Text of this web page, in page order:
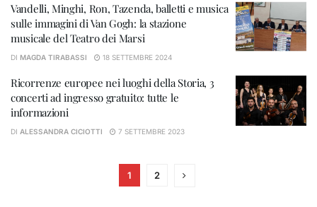
Vandelli, Minghi, Ron, Tazenda, balletti e musica
sulle immagini di Van Gogh: la stazione
musicale del Teatro dei Marsi
DI MAGDA TIRABASSI 18 SETTEMBRE 2024
Ricorrenze europee nei luoghi della Storia, 3
concerti ad ingresso gratuito: tutte le
informazioni
DI ALESSANDRA CICIOTTI 7 SETTEMBRE 2023
1 2